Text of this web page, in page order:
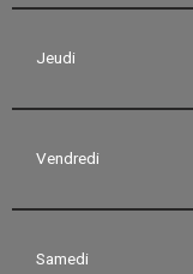
Jeudi
Vendredi
Samedi